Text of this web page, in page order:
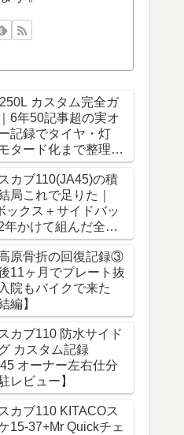
カスタム完全ガ
6年50記事超の実オ
記録でタイヤ・灯
タード化まで整理
版】
カブ110(JA45)の積
局これで足りた｜
ックス＋サイドバッ
年かけて組んだ全構
存版】
原骨折の回復記録③
後11ヶ月でプレート抜
院もバイクで来た
編】
カブ110 防水サイド
カスタム記録
オーナー左右仕分
レビュー】
カブ110 KITACOス
15-37+Mr Quickチェ